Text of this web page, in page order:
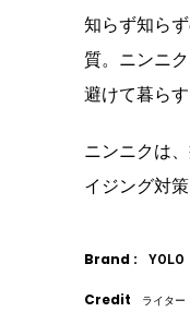
知らず知ら
質。ニンニ
避けて暮ら
ニンニクは
イジング対
Brand : YOLO
Credit
ライター